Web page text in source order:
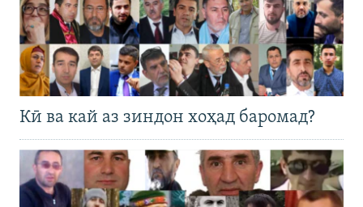
Кӣ ва кай аз зиндон хоҳад баромад?